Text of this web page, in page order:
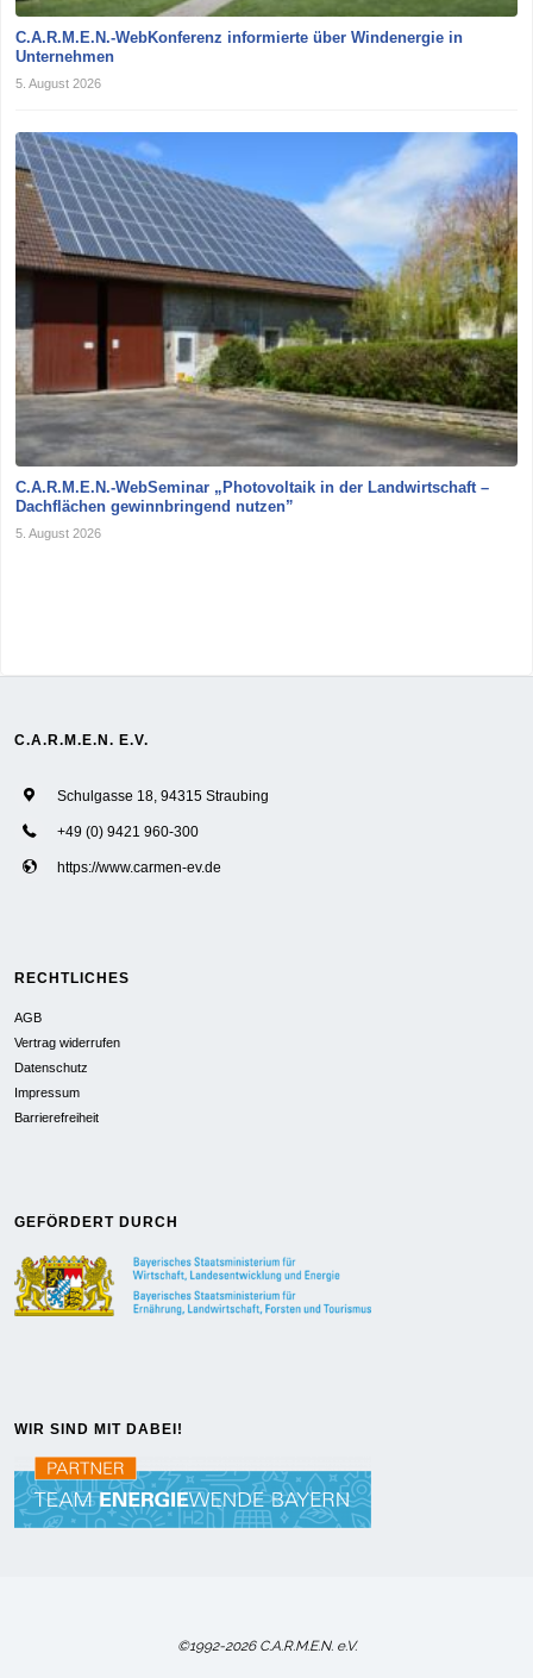
C.A.R.M.E.N.-WebKonferenz informierte über Windenergie in
Unternehmen
5. August 2026
C.A.R.M.E.N.-WebSeminar „Photovoltaik in der Landwirtschaft –
Dachflächen gewinnbringend nutzen”
5. August 2026
C.A.R.M.E.N. E.V.
Schulgasse 18, 94315 Straubing
+49 (0) 9421 960-300
https://www.carmen-ev.de
RECHTLICHES
AGB
Vertrag widerrufen
Datenschutz
Impressum
Barrierefreiheit
GEFÖRDERT DURCH
WIR SIND MIT DABEI!
©1992-2026 C.A.R.M.E.N. e.V.